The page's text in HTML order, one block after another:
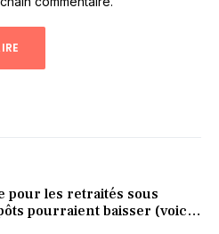
pour les retraités sous
pourraient baisser (voici